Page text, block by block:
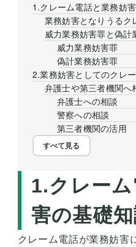
1.クレーム電話と業務妨
業務妨害となりうるク
威力業務妨害罪と偽計
威力業務妨害罪
偽計業務妨害罪
2.業務妨害としてのクレ
弁護士や第三者機関へ
弁護士への相談
警察への相談
第三者機関の活用
すべて見る
1.クレー
害の基礎
クレーム電話が業務妨害